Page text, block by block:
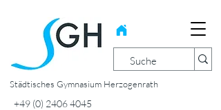
Städtisches Gymnasium Herzogenrath
+49 (0) 2406 4045